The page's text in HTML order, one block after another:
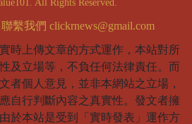
聯繫我們 clickrnews@gmail.com
時上傳文章的方式運作，本站對所
及立場等，不負任何法律責任。而
者個人意見，並非本網站之立場，
自行判斷內容之真實性。發文者擁
於本站是受到「實時發表」運作方